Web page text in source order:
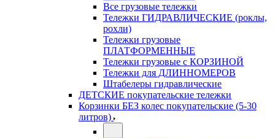
Все грузовые тележки
Тележки ГИДРАВЛИЧЕСКИЕ (роклы,
рохли)
Тележки грузовые
ПЛАТФОРМЕННЫЕ
Тележки грузовые с КОРЗИНОЙ
Тележки для ДЛИННОМЕРОВ
Штабелеры гидравлические
ДЕТСКИЕ покупательские тележки
Корзинки БЕЗ колес покупательские (5-30
литров)